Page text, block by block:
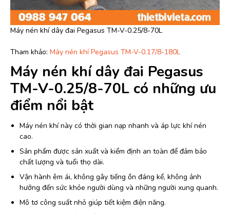
Máy nén khí dây đai Pegasus TM-V-0.25/8-70L
Tham khảo: Máy nén khí Pegasus TM-V-0.17/8-180L
Máy nén khí dây đai Pegasus
TM-V-0.25/8-70L có những ưu
điểm nổi bật
Máy nén khí này có thời gian nạp nhanh và áp lực khí nén
cao.
Sản phẩm được sản xuất và kiểm định an toàn để đảm bảo
chất lượng và tuổi thọ dài.
Vận hành êm ái, không gây tiếng ồn đáng kể, không ảnh
hưởng đến sức khỏe người dùng và những người xung quanh.
Mô tơ công suất nhỏ giúp tiết kiệm điện năng.